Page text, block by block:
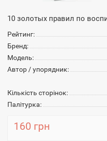
10 золотых правил по
Рейтинг:
Бренд:
Модель:
Автор / упорядник:
Кількість сторінок:
Палітурка:
160 грн